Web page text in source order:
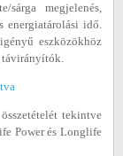
sárga megjelenés,
energiatárolási idő.
eszközökhöz
távirányítók.
tekintve
Power és Longlife